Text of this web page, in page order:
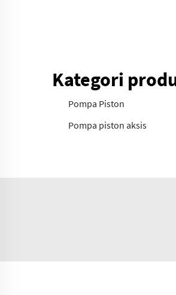
Kategori
Pompa Piston
Pompa piston aksis